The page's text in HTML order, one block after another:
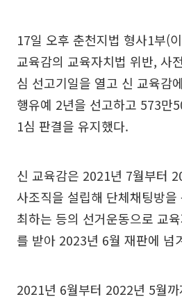
17일 오후 춘천지법 형사1부(
교육감의 교육자치법 위반, 사
심 선고기일을 열고 신 교육감
행유예 2년을 선고하고 573만
1심 판결을 유지했다.
신 교육감은 2021년 7월부터
사조직을 설립해 단체채팅방
최하는 등의 선거운동으로 교
를 받아 2023년 6월 재판에 넘
2021년 6월부터 2022년 5월